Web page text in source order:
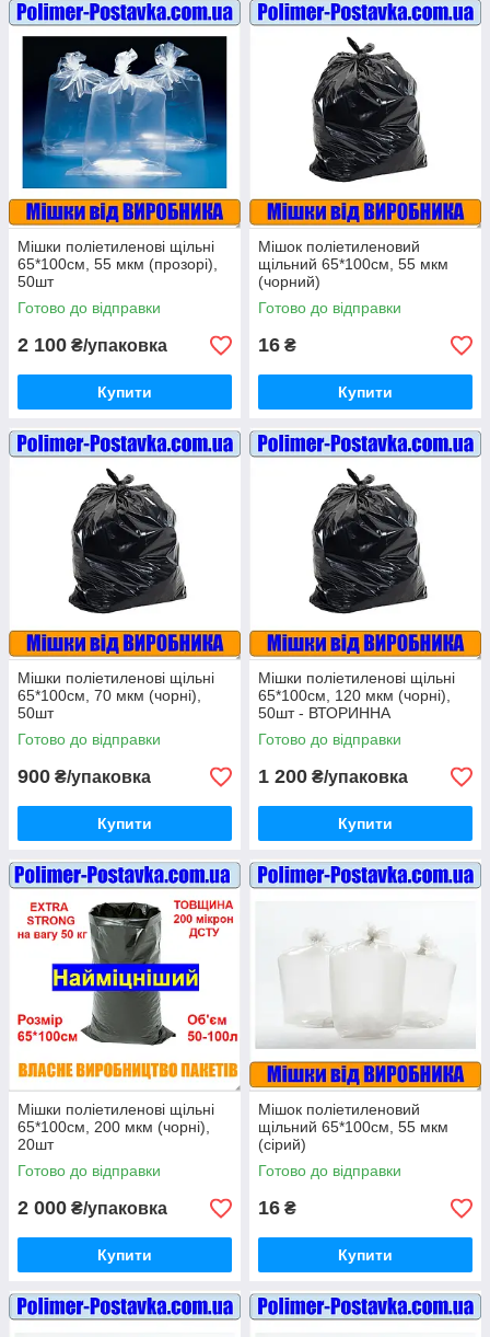
Мішки поліетиленові щільні
65*100см, 55 мкм (прозорі),
50шт
Готово до відправки
2 100 ₴/упаковка
Купити
Мішок поліетиленовий
щільний 65*100см, 55 мкм
(чорний)
Готово до відправки
16 ₴
Купити
Мішки поліетиленові щільні
65*100см, 70 мкм (чорні),
50шт
Готово до відправки
900 ₴/упаковка
Купити
Мішки поліетиленові щільні
65*100см, 120 мкм (чорні),
50шт - ВТОРИННА
СИРОВИНА
Готово до відправки
1 200 ₴/упаковка
Купити
Мішки поліетиленові щільні
65*100см, 200 мкм (чорні),
20шт
Готово до відправки
2 000 ₴/упаковка
Купити
Мішок поліетиленовий
щільний 65*100см, 55 мкм
(сірий)
Готово до відправки
16 ₴
Купити